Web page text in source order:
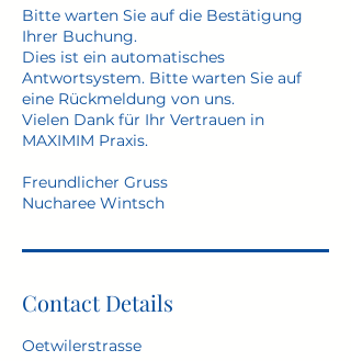
Bitte warten Sie auf die Bestätigung
Ihrer Buchung.
Dies ist ein automatisches
Antwortsystem. Bitte warten Sie auf
eine Rückmeldung von uns.
Vielen Dank für Ihr Vertrauen in
MAXIMIM Praxis.
Freundlicher Gruss
Nucharee Wintsch
Contact Details
Oetwilerstrasse